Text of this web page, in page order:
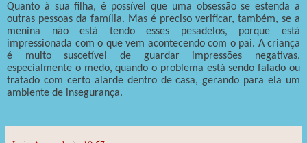
Quanto à sua filha, é possível que uma obsessão se estenda a
outras pessoas da família. Mas é preciso verificar, também, se a
menina não está tendo esses pesadelos, porque está
impressionada com o que vem acontecendo com o pai. A criança
é muito suscetível de guardar impressões negativas,
especialmente o medo, quando o problema está sendo falado ou
tratado com certo alarde dentro de casa, gerando para ela um
ambiente de insegurança.